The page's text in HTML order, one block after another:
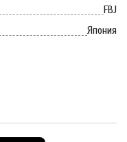
FBJ
Япония